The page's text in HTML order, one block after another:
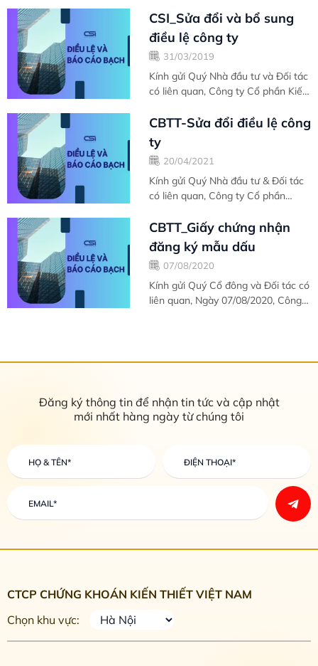
SỐ 96/UBCK-GP
CSI_Sửa đổi và bổ sung
điều lệ công ty
31/03/2019
Kính gửi Quý Nhà đầu tư và Đối tác
có liên quan, Công ty Cổ phần Kiến
CBTT-Sửa đổi điều lệ công
ty
20/04/2021
Kính gửi Quý Nhà đầu tư & Đối tác
có liên quan, Công ty Cổ phần
CBTT_Giấy chứng nhận
đăng ký mẫu dấu
07/08/2020
Kính gửi Quý Cổ đông và Đối tác có
liên quan, Ngày 07/08/2020, Công
Đăng ký thông tin để nhận tin tức và cập nhật
mới nhất hàng ngày từ chúng tôi
CTCP CHỨNG KHOÁN KIẾN THIẾT VIỆT NAM
Chọn khu vực: